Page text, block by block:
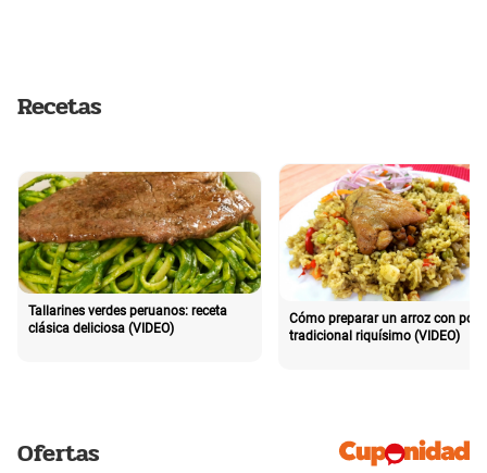
Recetas
Tallarines verdes peruanos: receta
clásica deliciosa (VIDEO)
Cómo preparar un arroz con pollo
tradicional riquísimo (VIDEO)
Ofertas